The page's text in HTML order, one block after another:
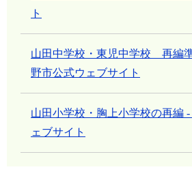
ト
山田中学校・東児中学校 再編
野市公式ウェブサイト
山田小学校・胸上小学校の再編
ェブサイト